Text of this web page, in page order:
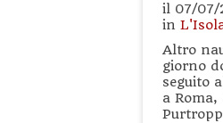
il 07/07/
in
Altro
giorno
seguito
a